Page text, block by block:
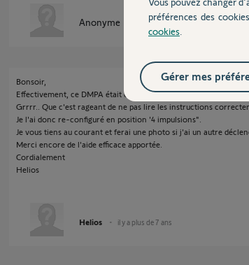
Anonyme il y a plus de 7 ans
Bonsoir,
Effectivement, ce DMPA était configuré en position "2
Grrrr.. Que c'est rageant de ne pas lire les instructions
Je l'ai donc re-configuré en position '4 impulsions".
Je vous tiens au courant et ferai une photo si j'ai un autre
Merci encore de l'aide efficace apportée.
Cordialement
Helios
Helios il y a plus de 7 ans
préférences des
cookies
Gérer mes